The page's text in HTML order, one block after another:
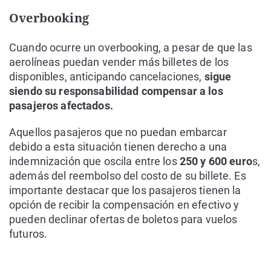
Overbooking
Cuando ocurre un overbooking, a pesar de que las
aerolíneas puedan vender más billetes de los
disponibles, anticipando cancelaciones, sigue
siendo su responsabilidad compensar a los
pasajeros afectados.
Aquellos pasajeros que no puedan embarcar
debido a esta situación tienen derecho a una
indemnización que oscila entre los250 y 600 euros,
además del reembolso del costo de su billete. Es
importante destacar que los pasajeros tienen la
opción de recibir la compensación en efectivo y
pueden declinar ofertas de boletos para vuelos
futuros.